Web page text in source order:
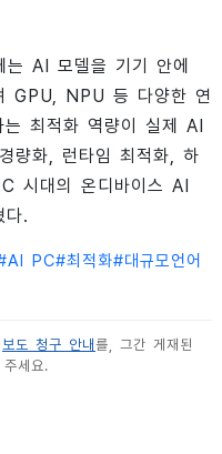
AI 모델을 기기 안에
GPU, NPU 등 다양한 연
최적화 역량이 실제 AI
량화, 런타임 최적화, 하
시대의 온디바이스 AI
다.
AI PC#최적화#대규모언어
보도 청구 안내 를, 그간 게재된
세요.